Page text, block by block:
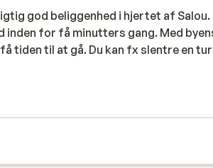
god beliggenhed i hjertet af Salou.
inden for få minutters gang. Med
tiden til at gå. Du kan fx slentre en
atmosfære på en af byens
af det ene ligger på hotellets skønne
på Hotel H10 Delfin Park er
skal koncentrere dig om at slappe af.
centralt og i børnefrie omgivelser, når